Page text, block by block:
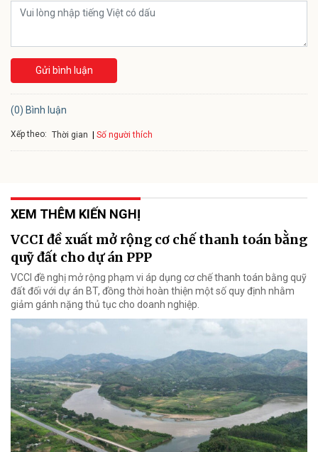
Gửi bình luận
(0) Bình luận
Xếp theo: Thời gian Số người thích
XEM THÊM KIẾN NGHỊ
VCCI đề xuất mở rộng cơ chế thanh toán bằng
quỹ đất cho dự án PPP
VCCI đề nghị mở rộng phạm vi áp dụng cơ chế thanh toán bằng quỹ
đất đối với dự án BT, đồng thời hoàn thiện một số quy định nhằm
giảm gánh nặng thủ tục cho doanh nghiệp.